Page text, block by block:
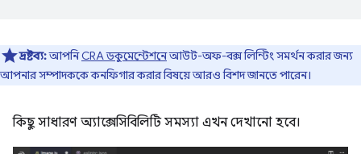
দ্রষ্টব্য:আপনিCRA ডকুমেন্টেশনেআউট-অফ-বক্স লিন্টিং সমর্থন করার জন্য
আপনার সম্পাদককে কনফিগার করার বিষয়ে আরও বিশদ জানতে পারেন।
কিছু সাধারণ অ্যাক্সেসিবিলিটি সমস্যা এখন দেখানো হবে।